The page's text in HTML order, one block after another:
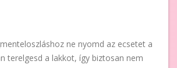
ne nyomd az ecsetet a
terelgesd a lakkot, így biztosan nem